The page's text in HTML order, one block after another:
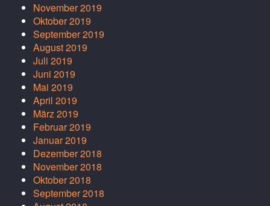
November 2019
Oktober 2019
September 2019
August 2019
Juli 2019
Juni 2019
Mai 2019
April 2019
März 2019
Februar 2019
Januar 2019
Dezember 2018
November 2018
Oktober 2018
September 2018